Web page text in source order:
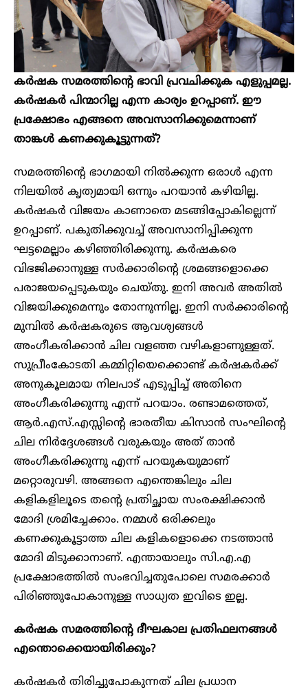
കർഷക സമരത്തിന്റെ ഭാവി പ്രവചിക്കുക എളുപ്പമല്ല.
കർഷകർ പിന്മാറില്ല എന്ന കാര്യം ഉറപ്പാണ്. ഈ
പ്രക്ഷോഭം എങ്ങനെ അവസാനിക്കുമെന്നാണ്
താങ്കൾ കണക്കുകൂട്ടുന്നത്?
സമരത്തിന്റെ ഭാഗമായി നിൽക്കുന്ന ഒരാൾ എന്ന
നിലയിൽ കൃത്യമായി ഒന്നും പറയാൻ കഴിയില്ല.
കർഷകർ വിജയം കാണാതെ മടങ്ങിപ്പോകില്ലെന്ന്
ഉറപ്പാണ്. പകുതിക്കുവച്ച് അവസാനിപ്പിക്കുന്ന
ഘട്ടമെല്ലാം കഴിഞ്ഞിരിക്കുന്നു. കർഷകരെ
വിഭജിക്കാനുള്ള സർക്കാരിന്റെ ശ്രമങ്ങളൊക്കെ
പരാജയപ്പെടുകയും ചെയ്തു. ഇനി അവർ അതിൽ
വിജയിക്കുമെന്നും തോന്നുന്നില്ല. ഇനി സർക്കാരിന്റെ
മുമ്പിൽ കർഷകരുടെ ആവശ്യങ്ങൾ
അംഗീകരിക്കാൻ ചില വളഞ്ഞ വഴികളാണുള്ളത്.
സുപ്രീംകോടതി കമ്മിറ്റിയെക്കൊണ്ട് കർഷകർക്ക്
അനുകൂലമായ നിലപാട് എടുപ്പിച്ച് അതിനെ
അംഗീകരിക്കുന്നു എന്ന് പറയാം. രണ്ടാമത്തെത്,
ആർ.എസ്.എസ്സിന്റെ ഭാരതീയ കിസാൻ സംഘിന്റെ
ചില നിർദ്ദേശങ്ങൾ വരുകയും അത് താൻ
അംഗീകരിക്കുന്നു എന്ന് പറയുകയുമാണ്
മറ്റൊരുവഴി. അങ്ങനെ എന്തെങ്കിലും ചില
കളികളിലൂടെ തന്റെ പ്രതിച്ഛായ സംരക്ഷിക്കാൻ
മോദി ശ്രമിച്ചേക്കാം. നമ്മൾ ഒരിക്കലും
കണക്കുകൂട്ടാത്ത ചില കളികളൊക്കെ നടത്താൻ
മോദി മിടുക്കാനാണ്. എന്തായാലും സി.എ.എ
പ്രക്ഷോഭത്തിൽ സംഭവിച്ചതുപോലെ സമരക്കാർ
പിരിഞ്ഞുപോകാനുള്ള സാധ്യത ഇവിടെ ഇല്ല.
കർഷക സമരത്തിന്റെ ദീഘകാല പ്രതിഫലനങ്ങൾ
എന്തൊക്കെയായിരിക്കും?
കർഷകർ തിരിച്ചുപോകുന്നത് ചില പ്രധാന